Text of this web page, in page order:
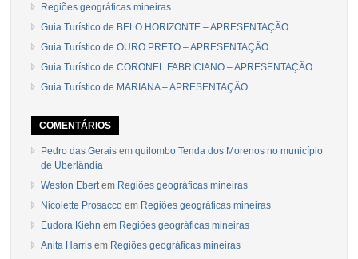
Regiões geográficas mineiras
Guia Turístico de BELO HORIZONTE – APRESENTAÇÃO
Guia Turístico de OURO PRETO – APRESENTAÇÃO
Guia Turístico de CORONEL FABRICIANO – APRESENTAÇÃO
Guia Turístico de MARIANA – APRESENTAÇÃO
COMENTÁRIOS
Pedro das Gerais emquilombo Tenda dos Morenos no município
de Uberlândia
Weston Ebert em Regiões geográficas mineiras
Nicolette Prosacco em Regiões geográficas mineiras
Eudora Kiehn em Regiões geográficas mineiras
Anita Harris em Regiões geográficas mineiras